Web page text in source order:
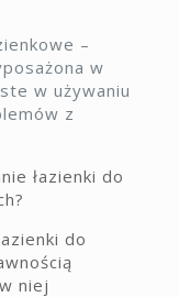
–
w
w używaniu
z
łazienki do
do
niej